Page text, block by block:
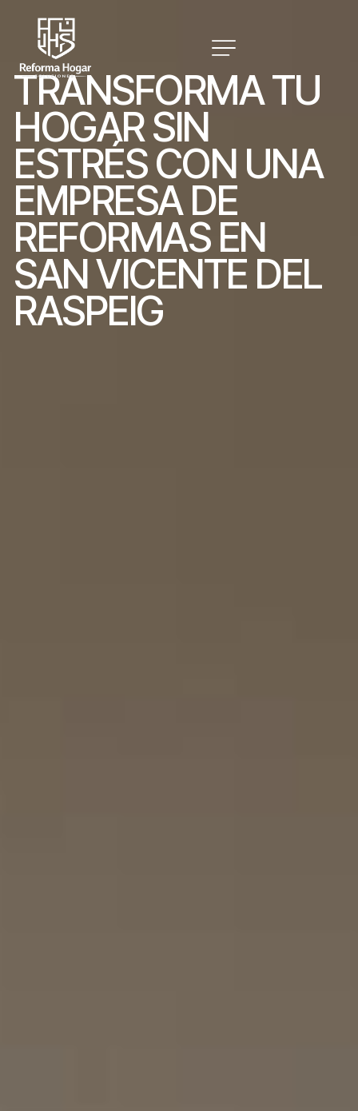
TRANSFORMATU
HOGARSIN
ESTRÉS CON UNA
EMPRESA DE
REFORMAS EN
SANVICENTE DEL
RASPEIG